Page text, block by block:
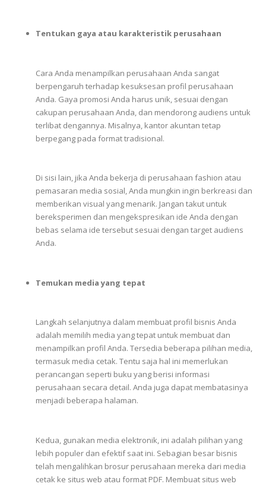
Tentukan gaya atau karakteristik perusahaan
Cara Anda menampilkan perusahaan Anda sangat
berpengaruh terhadap kesuksesan profil perusahaan
Anda. Gaya promosi Anda harus unik, sesuai dengan
cakupan perusahaan Anda, dan mendorong audiens untuk
terlibat dengannya. Misalnya, kantor akuntan tetap
berpegang pada formattradisional.
Di sisi lain, jika Anda bekerja di perusahaan fashion atau
pemasaran media sosial,Anda mungkin ingin berkreasi dan
memberikan visual yang menarik. Jangan takut untuk
bereksperimen dan mengekspresikan ide Anda dengan
bebas selama ide tersebut sesuai dengan target audiens
Anda.
Temukan media yang tepat
Langkah selanjutnya dalam membuat profil bisnis Anda
adalah memilih media yangtepat untuk membuat dan
menampilkan profil Anda. Tersedia beberapa pilihan media,
termasuk media cetak. Tentu saja hal ini memerlukan
perancangan seperti buku yang berisi informasi
perusahaan secara detail. Anda juga dapat membatasinya
menjadi beberapa halaman.
Kedua, gunakan media elektronik, ini adalah pilihan yang
lebih populer dan efektif saat ini. Sebagian besar bisnis
telah mengalihkan brosur perusahaan mereka dari media
cetak ke situs web atau format PDF. Membuat situs web